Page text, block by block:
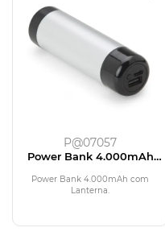
P@07057
Power Bank 4.000mAh
Power Bank 4.000mAh com
Lanterna.